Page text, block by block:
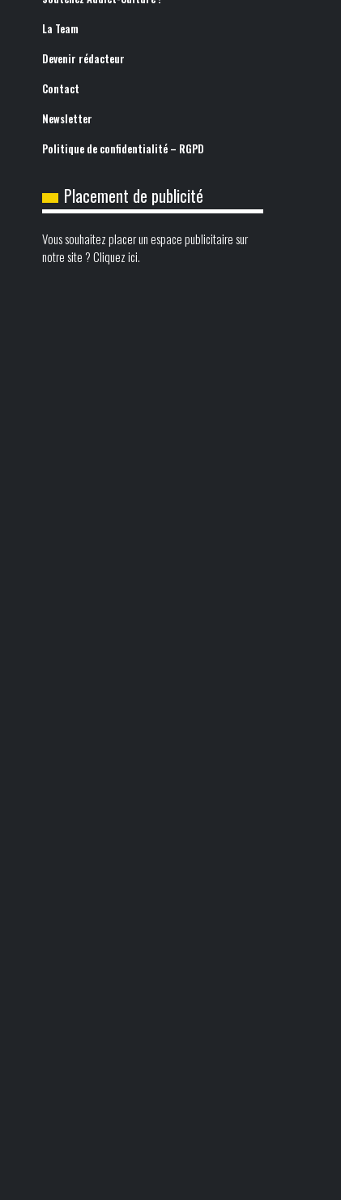
La Team
Devenir rédacteur
Contact
Newsletter
Politique de confidentialité – RGPD
Placement de publicité
Vous souhaitez placer un espace publicitaire sur
notre site ? Cliquez ici.